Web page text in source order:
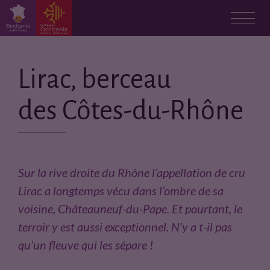
Lirac, berceau
des Côtes-du-Rhône
Sur la rive droite du Rhône l’appellation de cru
Lirac a longtemps vécu dans l’ombre de sa
voisine, Châteauneuf-du-Pape. Et pourtant, le
terroir y est aussi exceptionnel. N’y a t-il pas
qu’un fleuve qui les sépare !